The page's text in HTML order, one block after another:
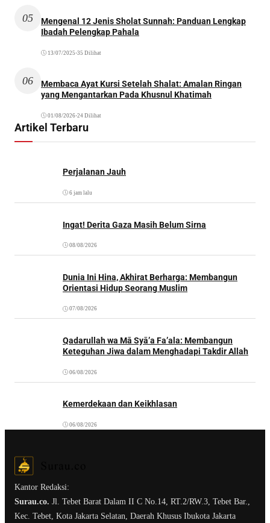
05
Mengenal 12 Jenis Sholat Sunnah: Panduan Lengkap
Ibadah Pelengkap Pahala
13/07/2025 •35 Dilihat
06
Membaca Ayat Kursi Setelah Shalat: Amalan Ringan
yang Mengantarkan Pada Khusnul Khatimah
01/08/2026•24 Dilihat
Artikel Terbaru
Perjalanan Jauh
6 jam lalu
Ingat! Derita Gaza Masih Belum Sirna
08/08/2026
Dunia Ini Hina, Akhirat Berharga: Membangun
Orientasi Hidup Seorang Muslim
07/08/2026
Qadarullah wa Mā Syā’a Fa’ala: Membangun
Keteguhan Jiwa dalam Menghadapi Takdir Allah
06/08/2026
Kemerdekaan dan Keikhlasan
06/08/2026
Kantor Redaksi:
Surau.co. Jl. Tebet Barat Dalam II C No.14, RT.2/RW.3, Tebet Bar.,
Kec. Tebet, Kota Jakarta Selatan, Daerah Khusus Ibukota Jakarta